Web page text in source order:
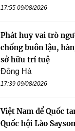
17:55 09/08/2026
Phát huy vai trò
chống buôn lậu,
sở hữu trí tuệ
Đông Hà
17:39 09/08/2026
Việt Nam để Quốc
Quốc hội Lào